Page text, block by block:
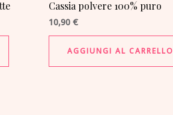
Cassia polvere 100% puro
10,90 €
AGGIUNGI AL CARRELLO